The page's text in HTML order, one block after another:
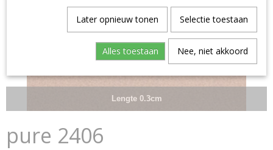
Lengte 0.3cm
pure 2406
Later opnieuw tonen Selectie toestaan
Alles toestaan Nee, niet akkoord